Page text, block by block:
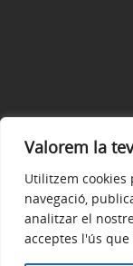
Valorem la
Utilitzem
navegació,
analitzar el
acceptes l'ús
Avís legal